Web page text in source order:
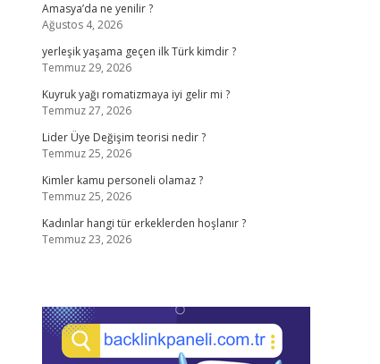
Amasya’da ne yenilir ?
Ağustos 4, 2026
yerleşik yaşama geçen ilk Türk kimdir ?
Temmuz 29, 2026
Kuyruk yağı romatizmaya iyi gelir mi ?
Temmuz 27, 2026
Lider Üye Değişim teorisi nedir ?
Temmuz 25, 2026
Kimler kamu personeli olamaz ?
Temmuz 25, 2026
Kadınlar hangi tür erkeklerden hoşlanır ?
Temmuz 23, 2026